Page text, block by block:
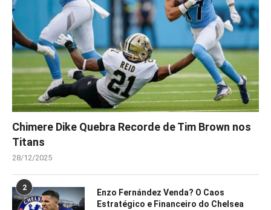
Chimere Dike Quebra Recorde de Tim Brown nos
Titans
28/12/2025
2
Enzo Fernández Venda? O Caos
Estratégico e Financeiro do Chelsea